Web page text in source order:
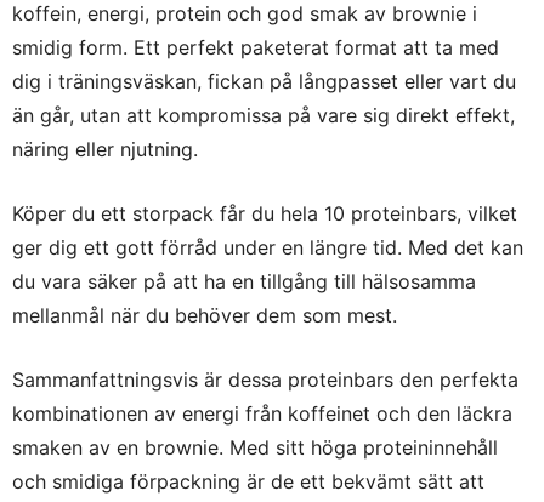
koffein, energi, protein och god smak av brownie i
smidig form. Ett perfekt paketerat format att ta med
dig i träningsväskan, fickan på långpasset eller vart du
än går, utan att kompromissa på vare sig direkt effekt,
näring eller njutning.
Köper du ett storpack får du hela 10 proteinbars, vilket
ger dig ett gott förråd under en längre tid. Med det kan
du vara säker på att ha en tillgång till hälsosamma
mellanmål när du behöver dem som mest.
Sammanfattningsvis är dessa proteinbars den perfekta
kombinationen av energi från koffeinet och den läckra
smaken av en brownie. Med sitt höga proteininnehåll
och smidiga förpackning är de ett bekvämt sätt att